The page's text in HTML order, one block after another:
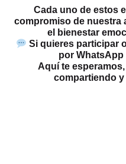
Cada uno de estos
compromiso de nuestra
el bienestar
Si quieres participar
por WhatsApp
Aquí te
compartiendo